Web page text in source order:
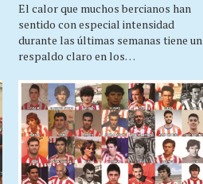
El calor que muchos bercianos han
sentido con especial intensidad
durante las últimas semanas tiene un
respaldo claro en los…